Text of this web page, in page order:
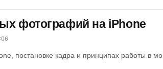
фотографий на iPhone
постановке кадра и принципах работы в